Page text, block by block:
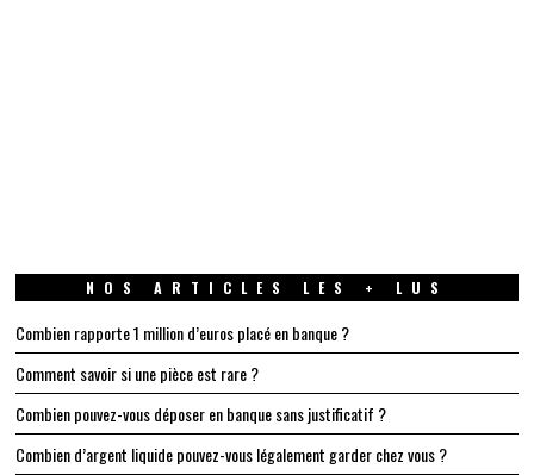
NOS ARTICLES LES + LUS
Combien rapporte 1 million d’euros placé en banque ?
Comment savoir si une pièce est rare ?
Combien pouvez-vous déposer en banque sans justificatif ?
Combien d’argent liquide pouvez-vous légalement garder chez vous ?